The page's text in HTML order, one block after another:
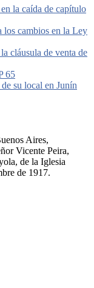
la caída de capítulo
los cambios en la Ley
cláusula de venta de
65
su local en Junín
Aires,
Vicente Peira,
de la Iglesia
de 1917.